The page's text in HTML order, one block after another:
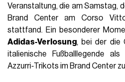
Veranstaltung, die am Samstag,
Brand Center am Corso
stattfand. Ein besonderer
Adidas-Verlosung, bei der die
italienische Fußballlegende
Azzurri-Trikots im Brand Center